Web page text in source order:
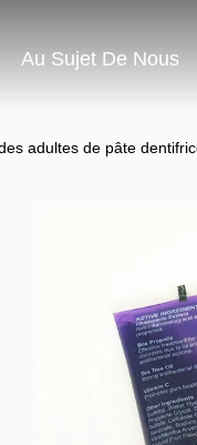
Au Sujet De Nous
adultes de pâte